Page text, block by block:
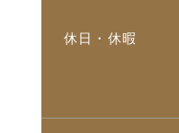
休日・休暇